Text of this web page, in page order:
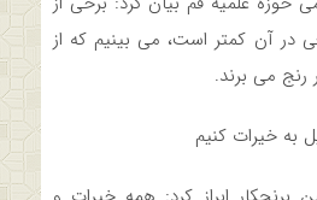
در آن کمتر است، می بینیم که از
رنج می برند.
به خیرات کنیم